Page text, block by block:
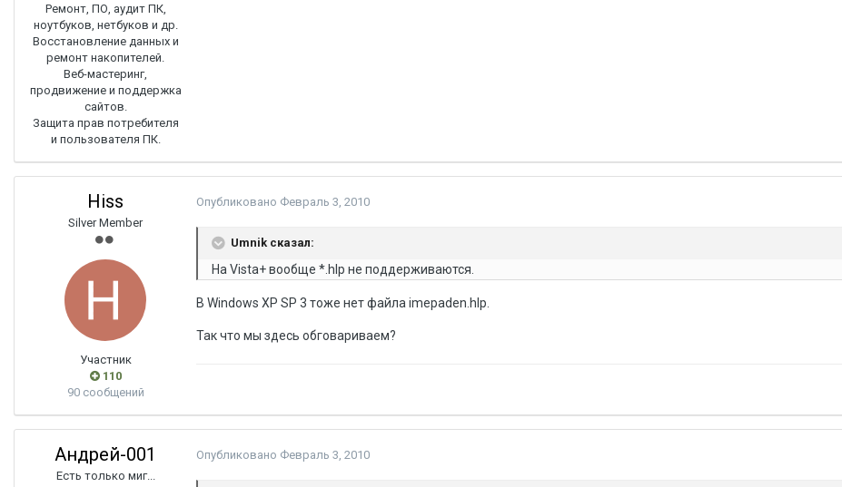
Ремонт, ПО, аудит ПК,
ноутбуков, нетбуков и др.
Восстановление данных и
ремонт накопителей.
Веб-мастеринг,
продвижение и поддержка
сайтов.
Защита прав потребителя
и пользователя ПК.
Hiss
Silver Member
Участник
110
90 сообщений
Опубликовано Февраль 3, 2010
Umnik сказал:
На Vista+ вообще *.hlp не поддерживаются.
В Windows XP SP 3 тоже нет файла imepaden.hlp.
Так что мы здесь обговариваем?
Андрей-001
Есть только миг...
Опубликовано Февраль 3, 2010